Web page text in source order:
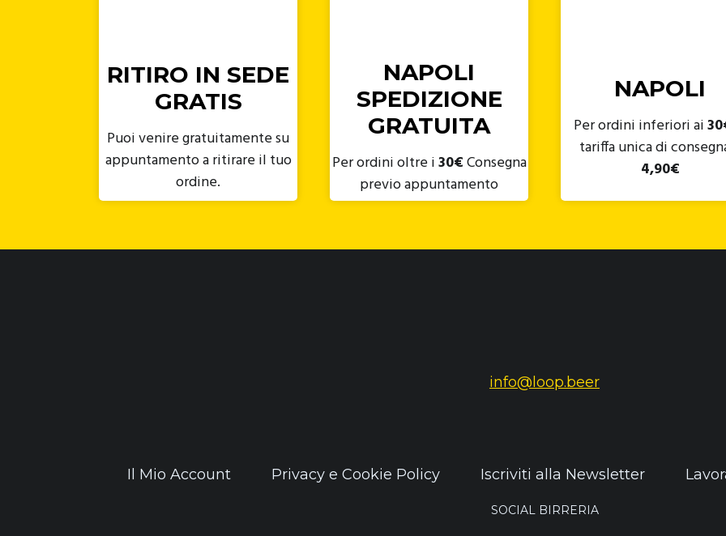
RITIRO IN SEDE
GRATIS
Puoi venire gratuitamente su
appuntamento a ritirare il tuo
ordine.
NAPOLI
SPEDIZIONE
GRATUITA
Per ordini oltre i30€Consegna
previo appuntamento
NAPOLI
Per ordini inferiori ai
tariffa unica di
4,90€
info@loop.beer
Il Mio Account Privacy e Cookie Policy Iscriviti alla Newsletter
SOCIAL BIRRERIA